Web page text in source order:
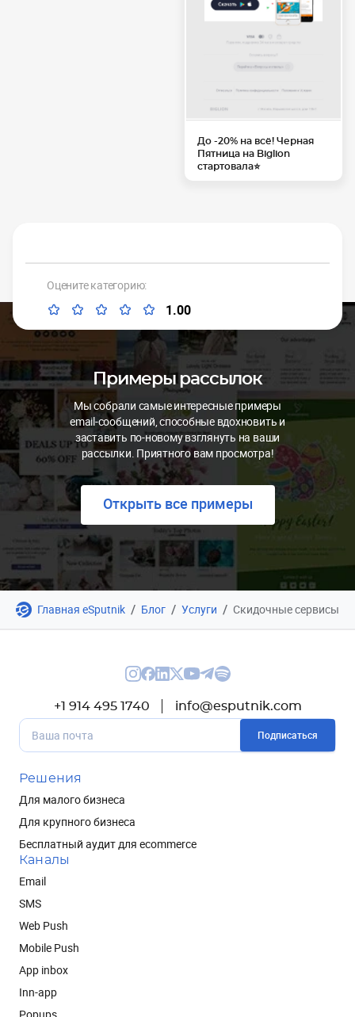
До -20% на всё! Черная
Пятница на Biglion
стартовала⭐
Оцените категорию:
1.00
Примеры рассылок
Мы собрали самые интересные примеры
email-сообщений, способные вдохновить и
заставить по-новому взглянуть на ваши
рассылки. Приятного вам просмотра!
Открыть все примеры
Главная eSputnik / Блог / Услуги / Скидочные сервисы
+1 914 495 1740 info@esputnik.com
Подписаться
Решения
Для малого бизнеса
Для крупного бизнеса
Бесплатный аудит для ecommerce
Каналы
Email
SMS
Web Push
Mobile Push
App inbox
Inn-app